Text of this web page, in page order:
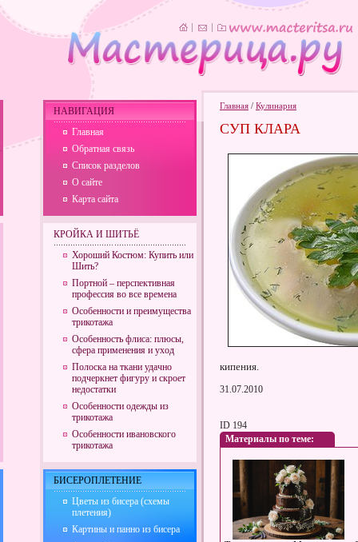
Главная / Кулинария
СУП КЛАРА
кипения.
31.07.2010
ID 194
Материалы по теме:
НАВИГАЦИЯ
Главная
Обратная связь
Список разделов
О сайте
Карта сайта
КРОЙКА И ШИТЬЁ
Хороший Костюм: Купить или
Шить?
Портной – перспективная
профессия во все времена
Особенности и преимущества
трикотажа
Особенность флиса: плюсы,
сфера применения и уход
Полоска на ткани удачно
подчеркнет фигуру и скроет
недостатки
Особенности одежды из
трикотажа
Особенности ивановского
трикотажа
БИСЕРОПЛЕТЕНИЕ
Цветы из бисера (схемы
плетения)
Картины и панно из бисера